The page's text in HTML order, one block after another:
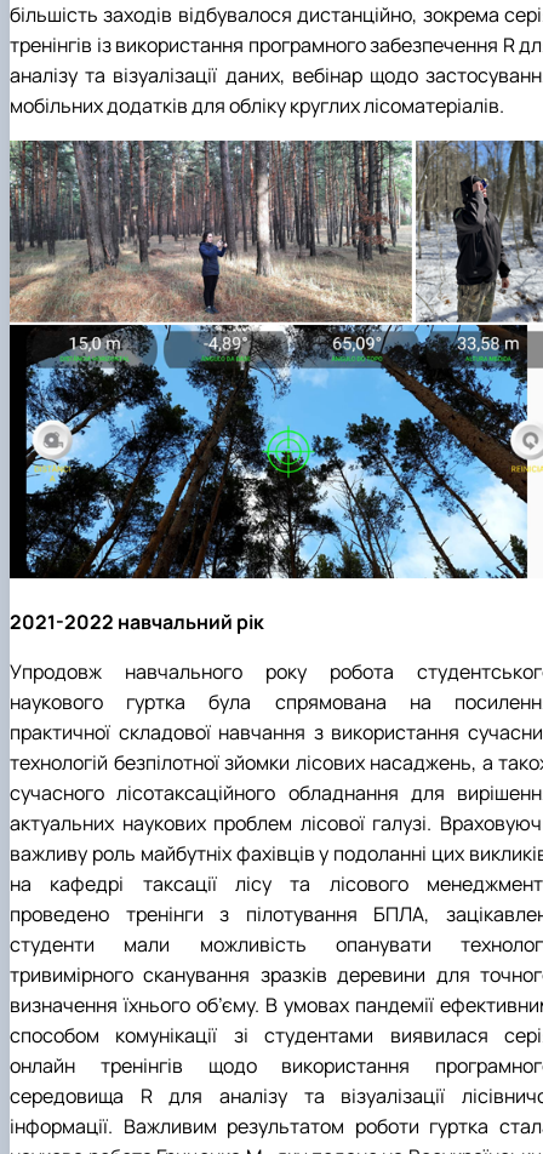
більшість заходів відбувалося дистанційно, зокрема
тренінгів із використання програмного забезпечення R
аналізу та візуалізації даних, вебінар щодо
мобільних додатків для обліку круглих лісоматеріалів.
2021-2022 навчальний рік
Упродовж навчального року робота
наукового гуртка була спрямована на
практичної складової навчання з використання
технологій безпілотної зйомки лісових насаджень, а
сучасного лісотаксаційного обладнання для
актуальних наукових проблем лісової галузі.
важливу роль майбутніх фахівців у подоланні цих
на кафедрі таксації лісу та лісового
проведено тренінги з пілотування БПЛА,
студенти мали можливість опанувати
тривимірного сканування зразків деревини для
визначення їхнього об’єму. В умовах пандемії
способом комунікації зі студентами виявилася
онлайн тренінгів щодо використання
середовища R для аналізу та візуалізації
інформації. Важливим результатом роботи гуртка